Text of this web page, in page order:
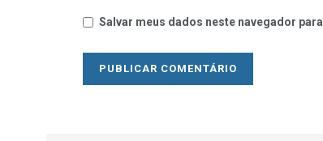
Salvar meus dados neste navegador